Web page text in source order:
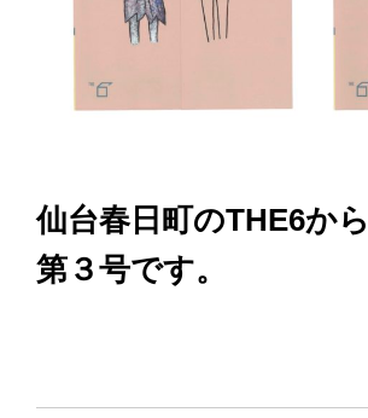
仙台春日町のTHE6か
第３号です。